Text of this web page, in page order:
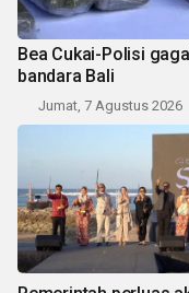
Bea Cukai-Polisi
bandara Bali
Jumat, 7 Agustus 2026